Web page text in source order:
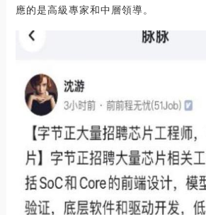
應的是高級專家和中層領導。